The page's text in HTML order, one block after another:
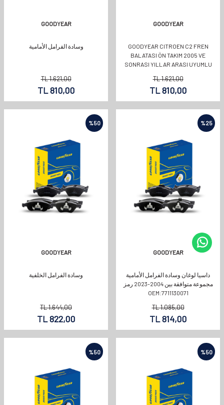
GOODYEAR
GOODYEAR CITROEN C2 FREN
BALATASI ÖN TAKIM 2005 VE
SONRASI YILLAR ARASI UYUMLU
1.621,00
TL
810,00
TL
GOODYEAR
وسادة الفرامل الأمامية
1.621,00
TL
810,00
TL
%25
GOODYEAR
داسيا لوغان وسادة الفرامل الأمامية
مجموعة متوافقة بين 2004-2023 رمز
OEM:7711130071
1.085,00
TL
814,00
TL
%50
GOODYEAR
وسادة الفرامل الخلفية
1.644,00
TL
822,00
TL
%50
%50